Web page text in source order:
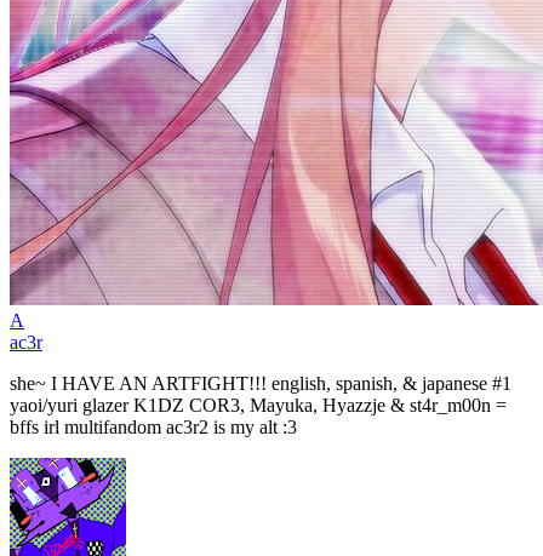
A
ac3r
she~ I HAVE AN ARTFIGHT!!! english, spanish, & japanese #1
yaoi/yuri glazer K1DZ COR3, Mayuka, Hyazzje & st4r_m00n =
bffs irl multifandom ac3r2 is my alt :3